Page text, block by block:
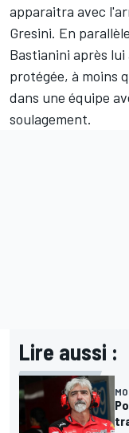
apparaitra avec
Gresini. En
Bastianini après
protégée, à moins
dans une équipe
soulagement.
Lire aussi :